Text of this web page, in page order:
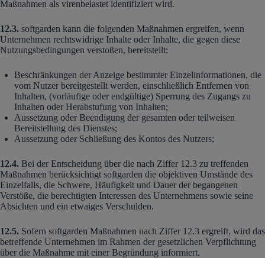
Maßnahmen als virenbelastet identifiziert wird.
12.3. softgarden kann die folgenden Maßnahmen ergreifen, wenn
Unternehmen rechtswidrige Inhalte oder Inhalte, die gegen diese
Nutzungsbedingungen verstoßen, bereitstellt:
Beschränkungen der Anzeige bestimmter Einzelinformationen, die
vom Nutzer bereitgestellt werden, einschließlich Entfernen von
Inhalten, (vorläufige oder endgültige) Sperrung des Zugangs zu
Inhalten oder Herabstufung von Inhalten;
Aussetzung oder Beendigung der gesamten oder teilweisen
Bereitstellung des Dienstes;
Aussetzung oder Schließung des Kontos des Nutzers;
12.4. Bei der Entscheidung über die nach Ziffer 12.3 zu treffenden
Maßnahmen berücksichtigt softgarden die objektiven Umstände des
Einzelfalls, die Schwere, Häufigkeit und Dauer der begangenen
Verstöße, die berechtigten Interessen des Unternehmens sowie seine
Absichten und ein etwaiges Verschulden.
12.5. Sofern softgarden Maßnahmen nach Ziffer 12.3 ergreift, wird das
betreffende Unternehmen im Rahmen der gesetzlichen Verpflichtung
über die Maßnahme mit einer Begründung informiert.